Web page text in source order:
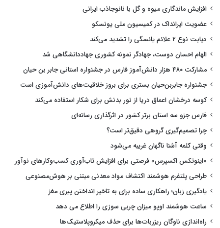
افزایش ماندگاری میوه و گل با نانوجاذب ایرانی
عضویت ایرانداک در کمیسیون ملی یونسکو
دیابت نوع ۲ علائم یائسگی را تشدید می‌کند
الهام احسان دوست، جهادگر نمونه کشوری جهاددانشگاهی شد
مشارکت ۴۸۰ هزار دانش‌آموز فارس در جشنواره استانی جابر بن حیان
جشنواره جابربن‌حیان بستری برای بروز خلاقیت‌های دانش‌آموزی است
کوسه درخشان اعماق دریا از نور بدنش برای شکار استفاده می‌کند
فارس جزو سه استان برتر کشور در اثرگذاری رسانه‌ای
چرا تصمیم‌گیری گروهی دقیق‌تر است؟
وقتی کلمه آشنا ناگهان غریبه می‌شود
«اینوتکس اکسپرس» فرصتی برای افزایش تاب‌آوری کسب‌وکارهای نوآور
طراحی پلتفرم هوشمند اکتشاف مواد معدنی مبتنی بر هوش‌مصنوعی
یادگیری زبان؛ راهکاری ساده برای به تاخیر انداختن پیری مغز
ساعت هوشمند اوپو میزان چربی سوزی را اطلاع می دهد
راه‌اندازی ناوگان ریزربات‌ها برای حذف میکروپلاستیک‌ها